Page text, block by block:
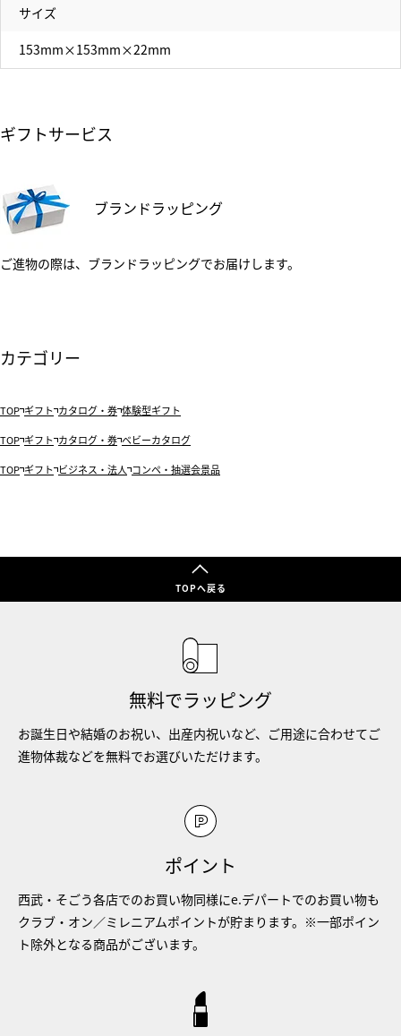
サイズ
153mm×153mm×22mm
ギフトサービス
ブランドラッピング
ご進物の際は、ブランドラッピングでお届けします。
カテゴリー
TOP ギフト カタログ・券 体験型ギフト
TOP ギフト カタログ・券 ベビーカタログ
TOP ギフト ビジネス・法人 コンペ・抽選会景品
TOPへ戻る
無料でラッピング
お誕生日や結婚のお祝い、出産内祝いなど、ご用途に合わせてご
進物体裁などを無料でお選びいただけます。
ポイント
西武・そごう各店でのお買い物同様にe.デパートでのお買い物も
クラブ・オン／ミレニアムポイントが貯まります。※一部ポイン
ト除外となる商品がございます。